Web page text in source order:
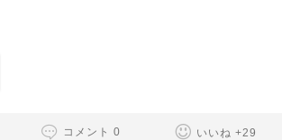
コメント 0 いいね +29